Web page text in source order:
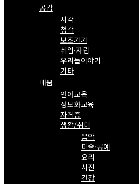
공감
시각
청각
보조기기
취업·자립
우리들이야기
기타
배움
언어교육
정보화교육
자격증
생활/취미
음악
미술·공예
요리
사진
건강